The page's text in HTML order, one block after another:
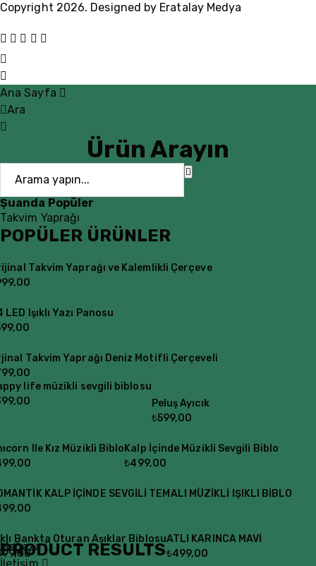
Copyright 2026. Designed by Eratalay Medya
Ana Sayfa
Ara
Ürün Arayın
Şuanda Popüler
Takvim Yaprağı
POPÜLER ÜRÜNLER
Takvim Yaprağı ve Kalemlikli Çerçeve
LED Işıklı Yazı Panosu
Takvim Yaprağı Deniz Motifli Çerçeveli
life müzikli sevgili biblosu
Peluş Ayıcık
₺599,00
Ile Kız Müzikli Biblo Kalp İçinde Müzikli Sevgili Biblo
₺499,00
KALP İÇİNDE SEVGİLİ TEMALI MÜZİKLİ IŞIKLI BİBLO
Bankta Oturan Aşıklar BiblosuATLI KARINCA MAVİ
₺499,00
PRODUCT RESULTS
Mağaza